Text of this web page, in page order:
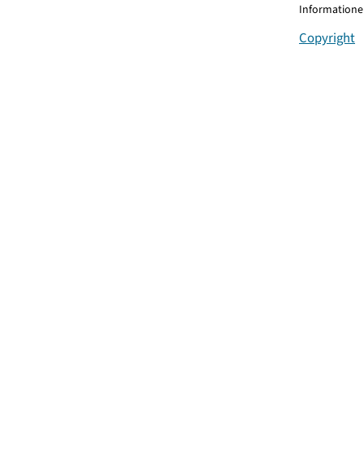
Copyright